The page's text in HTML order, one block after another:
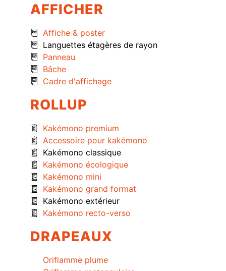
AFFICHER
Affiche & poster
Languettes étagères de rayon
Panneau
Bâche
Cadre d'affichage
ROLLUP
Kakémono premium
Accessoire pour kakémono
Kakémono classique
Kakémono écologique
Kakémono mini
Kakémono grand format
Kakémono extérieur
Kakémono recto-verso
DRAPEAUX
Oriflamme plume